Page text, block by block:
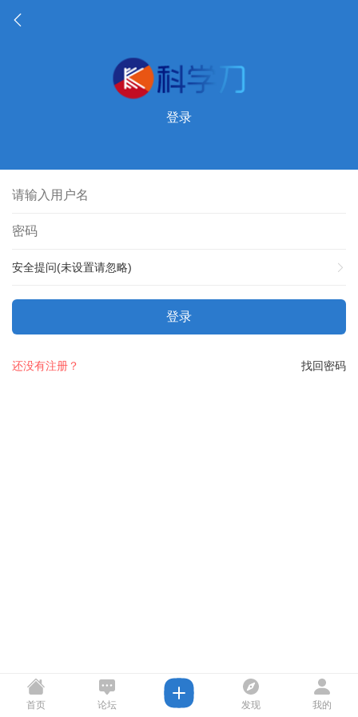
登录
安全提问(未设置请忽略)
登录
找回密码
还没有注册？
首页 论坛 发现 我的